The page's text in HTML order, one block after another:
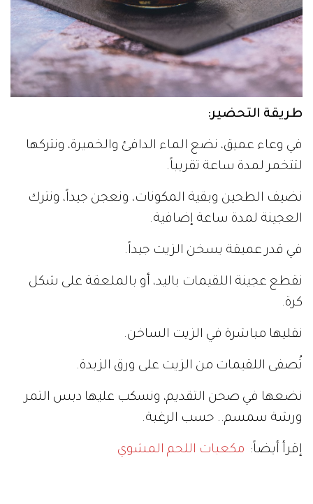
طريقة التحضير:
في وعاء عميق، نضع الماء الدافئ والخميرة، ونتركها
لتتخمر لمدة ساعة تقريباً.
نضيف الطحين وبقية المكونات، ونعجن جيداً، ونترك
العجينة لمدة ساعة إضافية.
في قدر عميقة يسخن الزيت جيداً.
نقطع عجينة اللقيمات باليد، أو بالملعقة على شكل
كرة.
نقليها مباشرة في الزيت الساخن.
تُصفى اللقيمات من الزيت على ورق الزبدة.
نضعها في صحن التقديم، ونسكب عليها دبس التمر
ورشة سمسم.. حسب الرغبة.
إقرأ أيضاً: مكعبات اللحم المشوي